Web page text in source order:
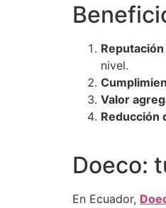
nivel.
Valor
Reducción
Doeco:
En Ecuador,